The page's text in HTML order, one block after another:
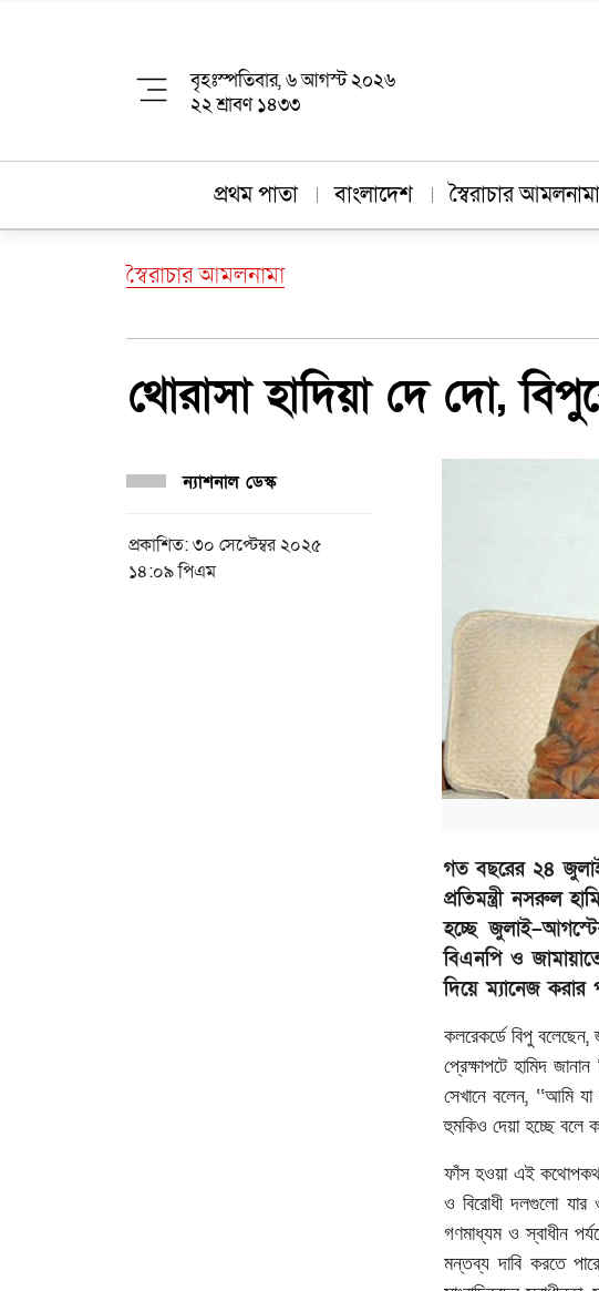
বৃহঃস্পতিবার, ৬ আগস্ট ২০২৬
২২ শ্রাবণ ১৪৩৩
প্রথম পাতা বাংলাদেশ স্বৈরাচার
স্বৈরাচার আমলনামা
থোরাসা হাদিয়া দে দো,
ন্যাশনাল ডেস্ক
প্রকাশিত: ৩০ সেপ্টেম্বর ২০২৫
১৪:০৯ পিএম
গত বছরের ২৪ জুলাই
প্রতিমন্ত্রী নসরুল
হচ্ছে
বিএনপি ও
দিয়ে ম্যানেজ করার
কলরেকর্ডে বিপু বলেছেন,
প্রেক্ষাপটে হামিদ জানান
সেখানে বলেন, ‘‘আমি যা
হুমকিও দেয়া হচ্ছে বলে
ফাঁস হওয়া এই
ও বিরোধী দলগুলো যার
গণমাধ্যম ও স্বাধীন
মন্তব্য দাবি করতে